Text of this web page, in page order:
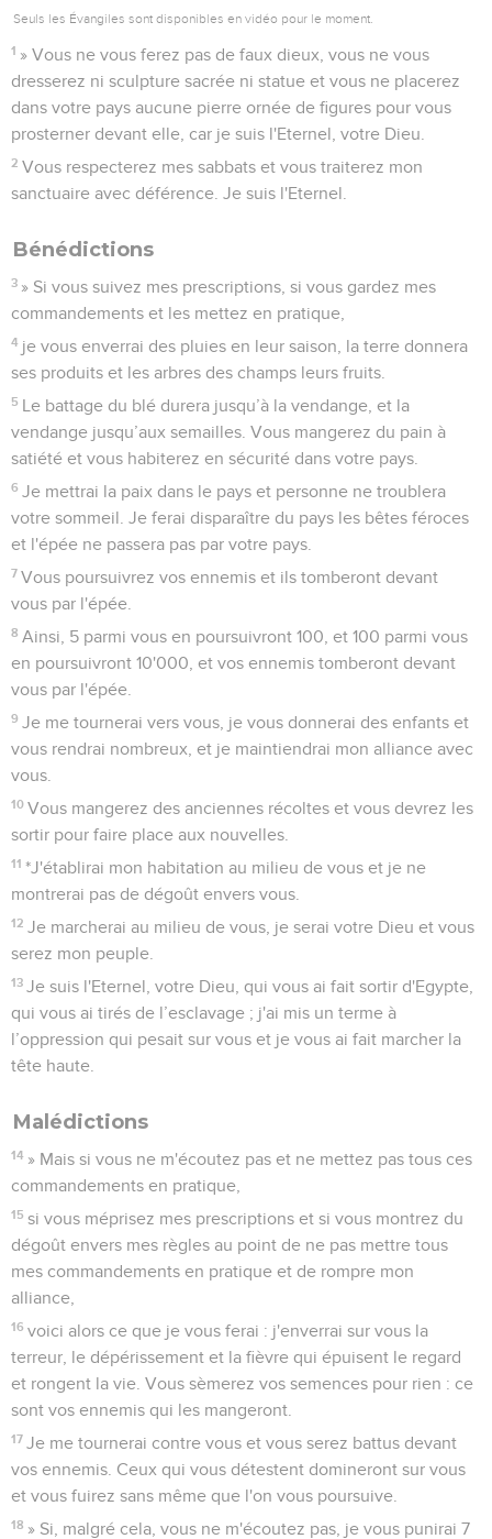
Seuls les Évangiles sont disponibles en vidéo pour le moment.
1 » Vous ne vous ferez pas de faux dieux, vous ne vous
dresserez ni sculpture sacrée ni statue et vous ne placerez
dans votre pays aucune pierre ornée de figures pour vous
prosterner devant elle, car je suis l'Eternel, votre Dieu.
2 Vous respecterez mes sabbats et vous traiterez mon
sanctuaire avec déférence. Je suis l'Eternel.
Bénédictions
3 » Si vous suivez mes prescriptions, si vous gardez mes
commandements et les mettez en pratique,
4 je vous enverrai des pluies en leur saison, la terre donnera
ses produits et les arbres des champs leurs fruits.
5 Le battage du blé durera jusqu’à la vendange, et la
vendange jusqu’aux semailles. Vous mangerez du pain à
satiété et vous habiterez en sécurité dans votre pays.
6 Je mettrai la paix dans le pays et personne ne troublera
votre sommeil. Je ferai disparaître du pays les bêtes féroces
et l'épée ne passera pas par votre pays.
7 Vous poursuivrez vos ennemis et ils tomberont devant
vous par l'épée.
8 Ainsi, 5 parmi vous en poursuivront 100, et 100 parmi vous
en poursuivront 10'000, et vos ennemis tomberont devant
vous par l'épée.
9 Je me tournerai vers vous, je vous donnerai des enfants et
vous rendrai nombreux, et je maintiendrai mon alliance avec
vous.
10 Vous mangerez des anciennes récoltes et vous devrez les
sortir pour faire place aux nouvelles.
11 *J'établirai mon habitation au milieu de vous et je ne
montrerai pas de dégoût envers vous.
12 Je marcherai au milieu de vous, je serai votre Dieu et vous
serez mon peuple.
13 Je suis l'Eternel, votre Dieu, qui vous ai fait sortir d'Egypte,
qui vous ai tirés de l’esclavage ; j'ai mis un terme à
l’oppression qui pesait sur vous et je vous ai fait marcher la
tête haute.
Malédictions
14 » Mais si vous ne m'écoutez pas et ne mettez pas tous ces
commandements en pratique,
15 si vous méprisez mes prescriptions et si vous montrez du
dégoût envers mes règles au point de ne pas mettre tous
mes commandements en pratique et de rompre mon
alliance,
16 voici alors ce que je vous ferai : j'enverrai sur vous la
terreur, le dépérissement et la fièvre qui épuisent le regard
et rongent la vie. Vous sèmerez vos semences pour rien : ce
sont vos ennemis qui les mangeront.
17 Je me tournerai contre vous et vous serez battus devant
vos ennemis. Ceux qui vous détestent domineront sur vous
et vous fuirez sans même que l'on vous poursuive.
18 » Si, malgré cela, vous ne m'écoutez pas, je vous punirai 7